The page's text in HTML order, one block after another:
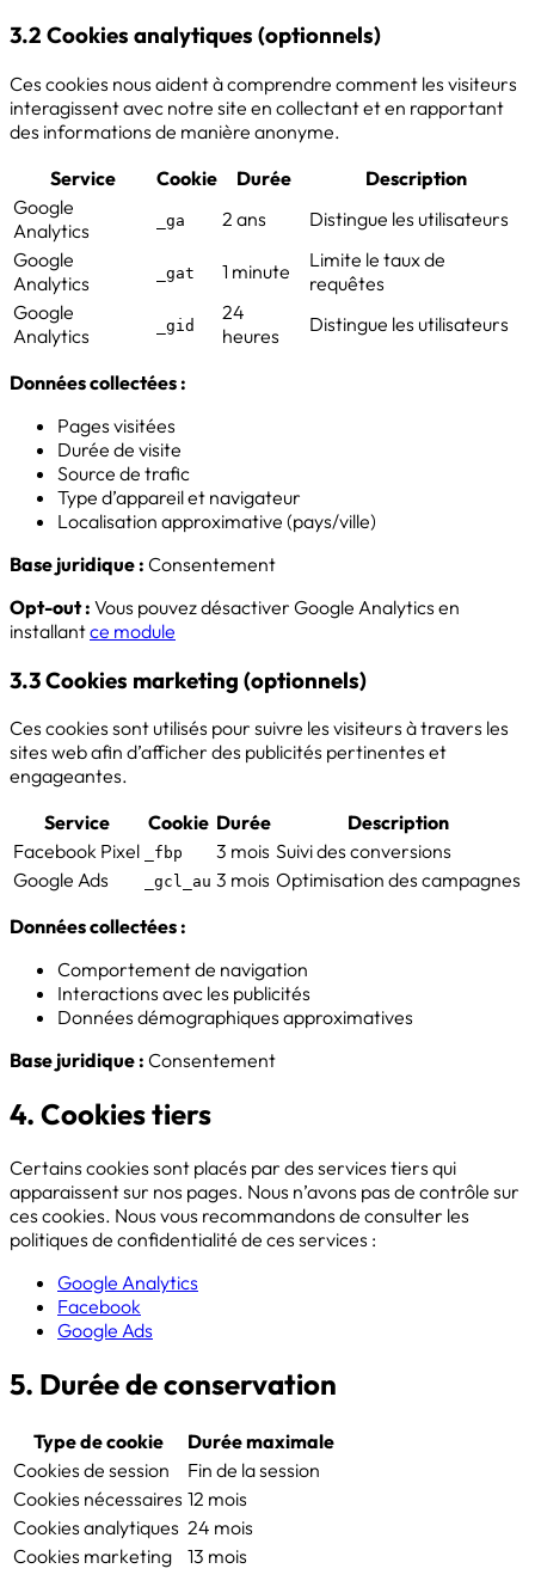
3.2 Cookies analytiques (optionnels)
Ces cookies nous aident à comprendre comment les visiteurs
interagissent avec notre site en collectant et en rapportant
des informations de manière anonyme.
Service
Cookie Durée
Description
Google
Analytics
_ga 2 ans
Distingue les utilisateurs
Google
Analytics
_gat 1 minute
Limite le taux de
requêtes
Google
Analytics
_gid
24
heures
Distingue les utilisateurs
Données collectées :
Pages visitées
Durée de visite
Source de trafic
Type d’appareil et navigateur
Localisation approximative (pays/ville)
Base juridique : Consentement
Opt-out : Vous pouvez désactiver Google Analytics en
installantce module
3.3 Cookies marketing (optionnels)
Ces cookies sont utilisés pour suivre les visiteurs à travers les
sites web afin d’afficher des publicités pertinentes et
engageantes.
Service
Cookie Durée
Description
Facebook Pixel
_fbp 3 mois Suivi des conversions
Google Ads
_gcl_au 3 mois Optimisation des campagnes
Données collectées :
Comportement de navigation
Interactions avec les publicités
Données démographiques approximatives
Base juridique : Consentement
4. Cookies tiers
Certains cookies sont placés par des services tiers qui
apparaissent sur nos pages. Nous n’avons pas de contrôle sur
ces cookies. Nous vous recommandons de consulter les
politiques de confidentialité de ces services :
Google Analytics
Facebook
Google Ads
5. Durée de conservation
Type de cookie
Durée maximale
Cookies de session
Fin de la session
Cookies nécessaires 12 mois
Cookies analytiques 24 mois
Cookies marketing
13 mois